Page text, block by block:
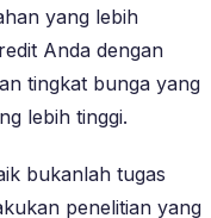
yang lebih
Anda dengan
tingkat bunga yang
lebih tinggi.
bukanlah tugas
penelitian yang